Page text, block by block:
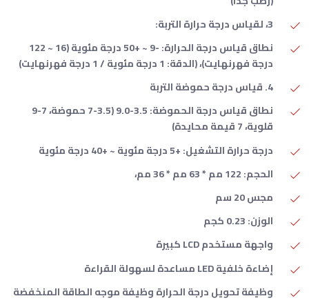
3، لقياس درجة حرارة التربة:
نطاق قياس درجة الحرارة: -9 ~ +50 درجة مئوية (16 ~ 122
درجة فهرنهايت)، (الدقة: 1 درجة مئوية / 1 درجة فهرنهايت)
4. قياس درجة حموضة التربة
نطاق قياس درجة الحموضة: 3.5-9.0 (3.5-7 حموضة، 7-9
قلوية، 7 قيمة محايدة)
درجة حرارة التشغيل: +5 درجة مئوية ~ +40 درجة مئوية
الحجم: 122 مم * 63 مم * 36 مم،
مجس 20 سم
الوزن: 0.23 كجم
واجهة مستخدم LCD كبيرة
إضاءة خلفية LED مساعدة لسهولة القراءة
وظيفة تحويل درجة الحرارة وظيفة موجه الطاقة المنخفضة